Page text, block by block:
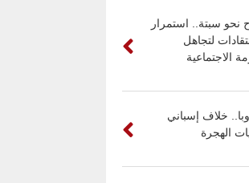
نحو سبتة.. استمرار
لتجاهل
الاجتماعية
خلاف إسباني
الهجرة